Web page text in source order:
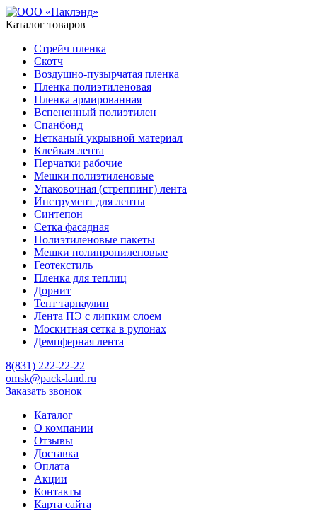
Каталог товаров
Стрейч пленка
Скотч
Воздушно-пузырчатая пленка
Пленка полиэтиленовая
Пленка армированная
Вспененный полиэтилен
Спанбонд
Нетканый укрывной материал
Клейкая лента
Перчатки рабочие
Мешки полиэтиленовые
Упаковочная (стреппинг) лента
Инструмент для ленты
Синтепон
Сетка фасадная
Полиэтиленовые пакеты
Мешки полипропиленовые
Геотекстиль
Пленка для теплиц
Дорнит
Тент тарпаулин
Лента ПЭ с липким слоем
Москитная сетка в рулонах
Демпферная лента
8(831) 222-22-22
omsk@pack-land.ru
Заказать звонок
Каталог
О компании
Отзывы
Доставка
Оплата
Акции
Контакты
Карта сайта